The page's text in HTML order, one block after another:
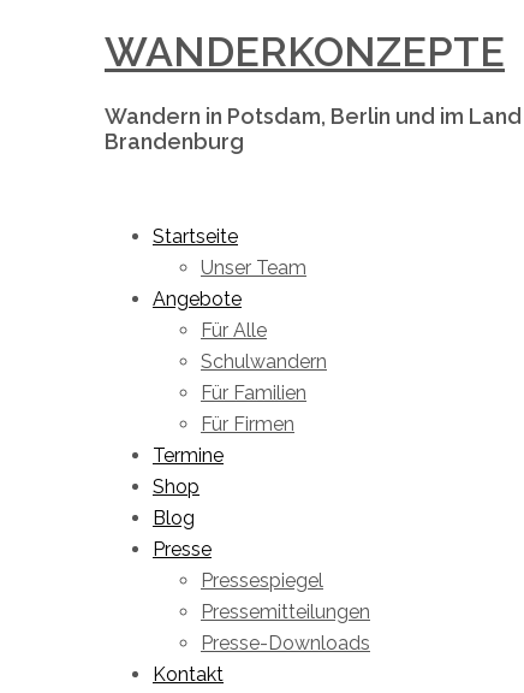
WANDERKONZEPTE
Wandern in Potsdam, Berlin und im Land
Brandenburg
Startseite
Unser Team
Angebote
Für Alle
Schulwandern
Für Familien
Für Firmen
Termine
Shop
Blog
Presse
Pressespiegel
Pressemitteilungen
Presse-Downloads
Kontakt